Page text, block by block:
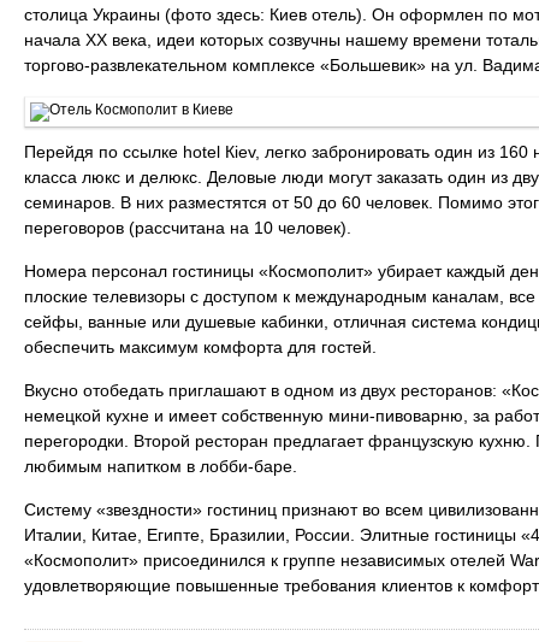
столица Украины (фото здесь: Киев отель). Он оформлен по
начала ХХ века, идеи которых созвучны нашему времени
торгово-развлекательном комплексе «Большевик» на ул.
Перейдя по ссылке hotel Кiev, легко забронировать один из
класса люкс и делюкс. Деловые люди могут заказать один из
семинаров. В них разместятся от 50 до 60 человек. Помимо
переговоров (рассчитана на 10 человек).
Номера персонал гостиницы «Космополит» убирает каждый
плоские телевизоры с доступом к международным каналам,
сейфы, ванные или душевые кабинки, отличная система
обеспечить максимум комфорта для гостей.
Вкусно отобедать приглашают в одном из двух ресторанов:
немецкой кухне и имеет собственную мини-пивоварню, за
перегородки. Второй ресторан предлагает французскую
любимым напитком в лобби-баре.
Систему «звездности» гостиниц признают во всем
Италии, Китае, Египте, Бразилии, России. Элитные гостиницы
«Космополит» присоединился к группе независимых отелей
удовлетворяющие повышенные требования клиентов к